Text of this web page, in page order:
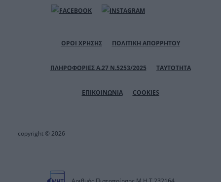
ΟΡΟΙ ΧΡΗΣΗΣ ΠΟΛΙΤΙΚΗ ΑΠΟΡΡΗΤΟΥ
ΠΛΗΡΟΦΟΡΙΕΣ Α.27 Ν.5253/2025 ΤΑΥΤΟΤΗΤΑ
ΕΠΙΚΟΙΝΩΝΙΑ COOKIES
copyright © 2026